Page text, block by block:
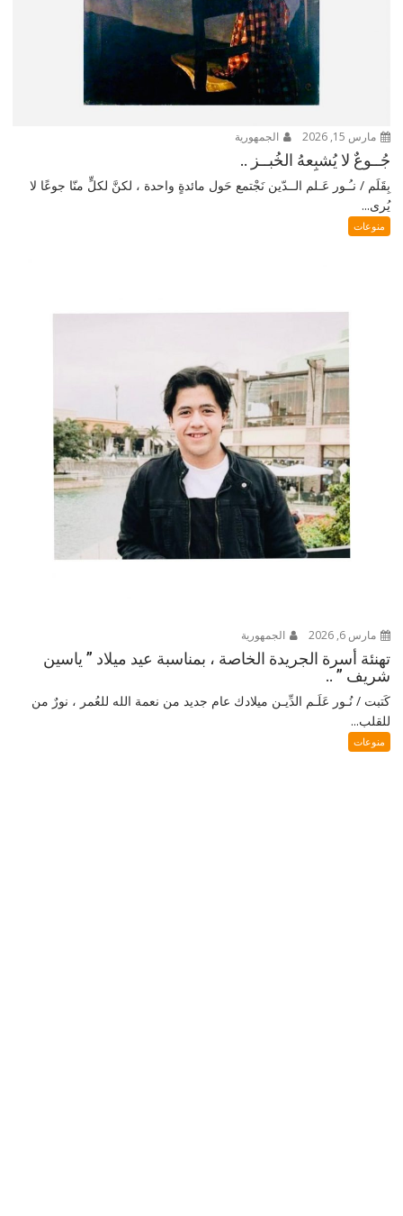
مارس 15, 2026 الجمهورية
جُــوعٌ لا يُشبِعهُ الخُبــز ..
بِقَلَم / نـُـور عَـلم الــدّين نَجْتمع حَول مائدةٍ واحدة ، لكنَّ لكلٍّ منّا جوعًا لا
يُرى...
منوعات
مارس 6, 2026 الجمهورية
تهنئة أسرة الجريدة الخاصة ، بمناسبة عيد ميلاد ” ياسين
شريف ” ..
كَتبت / نُـور عَلَـم الدِّيـن ميلادك عام جديد من نعمة الله للعُمر ، نورٌ من
للقلب...
منوعات